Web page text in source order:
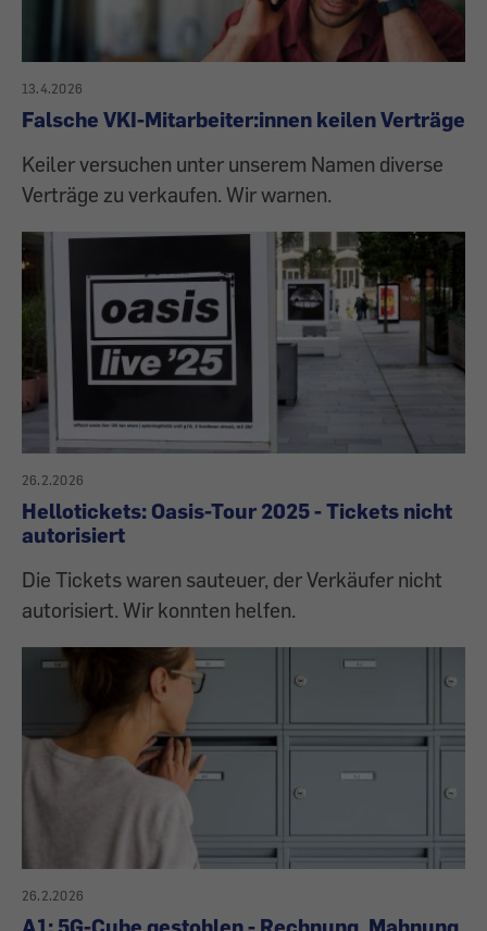
13.4.2026
Falsche VKI-Mitarbeiter:innen keilen Verträge
Keiler versuchen unter unserem Namen diverse
Verträge zu verkaufen. Wir warnen.
26.2.2026
Hellotickets: Oasis-Tour 2025 - Tickets nicht
autorisiert
Die Tickets waren sauteuer, der Verkäufer nicht
autorisiert. Wir konnten helfen.
26.2.2026